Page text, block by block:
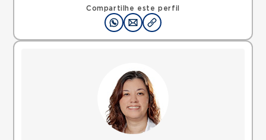
Compartilhe este perfil